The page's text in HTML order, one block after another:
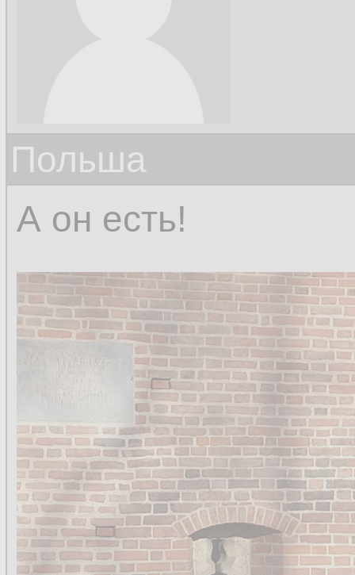
Польша
А он есть!